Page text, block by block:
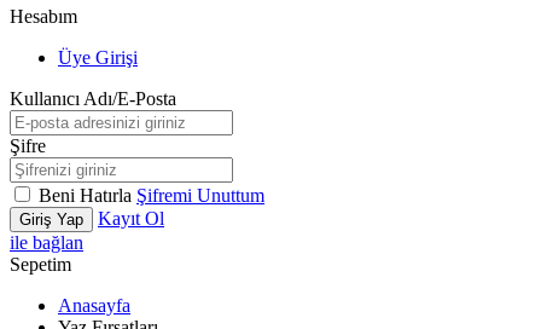
Hesabım
Üye Girişi
Kullanıcı Adı/E-Posta
Şifre
Beni Hatırla Şifremi Unuttum
Giriş Yap
Kayıt Ol
ile bağlan
Sepetim
Anasayfa